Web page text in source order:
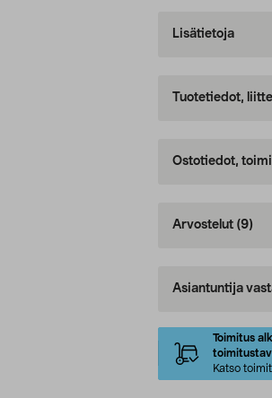
Lisätietoja
Tuotetiedot,
Ostotiedot,
Arvostelut (9)
Asiantuntija
Toimitus
Katso